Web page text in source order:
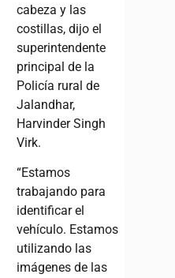
cabeza y las
costillas, dijo el
superintendente
principal de la
Policía rural de
Jalandhar,
Harvinder Singh
Virk.
“Estamos
trabajando para
identificar el
vehículo. Estamos
utilizando las
imágenes de las